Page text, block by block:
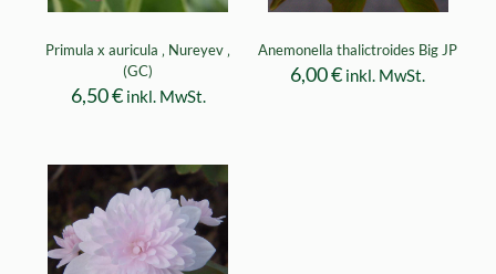
Primula x auricula ‚ Nureyev ‚
(GC)
6,50€ inkl. MwSt.
Anemonella thalictroides Big JP
6,00€ inkl. MwSt.